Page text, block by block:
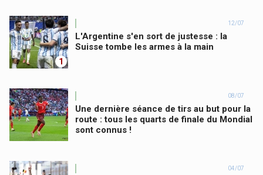
1
12/07
L'Argentine s'en sort de justesse : la
Suisse tombe les armes à la main
08/07
Une dernière séance de tirs au but pour la
route : tous les quarts de finale du Mondial
sont connus !
04/07